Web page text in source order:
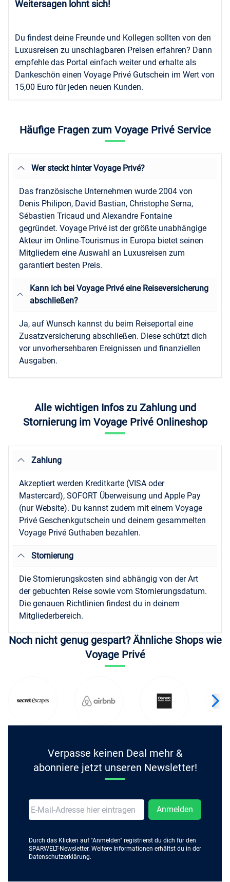
Weitersagen lohnt sich!
Du findest deine Freunde und Kollegen sollten von den
Luxusreisen zu unschlagbaren Preisen erfahren? Dann
empfehle das Portal einfach weiter und erhalte als
Dankeschön einen Voyage Privé Gutschein im Wert von
15,00 Euro für jeden neuen Kunden.
Häufige Fragen zum Voyage Privé Service
Wer steckt hinter Voyage Privé?
Das französische Unternehmen wurde 2004 von
Denis Philipon, David Bastian, Christophe Serna,
Sébastien Tricaud und Alexandre Fontaine
gegründet. Voyage Privé ist der größte unabhängige
Akteur im Online-Tourismus in Europa bietet seinen
Mitgliedern eine Auswahl an Luxusreisen zum
garantiert besten Preis.
Kann ich bei Voyage Privé eine Reiseversicherung
abschließen?
Ja, auf Wunsch kannst du beim Reiseportal eine
Zusatzversicherung abschließen. Diese schützt dich
vor unvorhersehbaren Ereignissen und finanziellen
Ausgaben.
Alle wichtigen Infos zu Zahlung und
Stornierung im Voyage Privé Onlineshop
Zahlung
Akzeptiert werden Kreditkarte (VISA oder
Mastercard), SOFORT Überweisung und Apple Pay
(nur Website). Du kannst zudem mit einem Voyage
Privé Geschenkgutschein und deinem gesammelten
Voyage Privé Guthaben bezahlen.
Stornierung
Die Stornierungskosten sind abhängig von der Art
der gebuchten Reise sowie vom Stornierungsdatum.
Die genauen Richtlinien findest du in deinem
Mitgliederbereich.
Noch nicht genug gespart? Ähnliche Shops wie
Voyage Privé
Verpasse keinen Deal mehr &
abonniere jetzt unseren Newsletter!
Anmelden
Durch das Klicken auf "Anmelden" registrierst du dich für den
SPARWELT-Newsletter. Weitere Informationen erhältst du in der
Datenschutzerklärung.